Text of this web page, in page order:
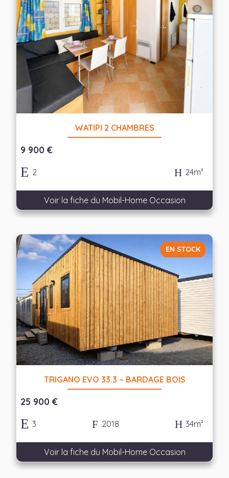
WATIPI 2 CHAMBRES
9 900 €
2 24m²
Voir la fiche du Mobil-Home Occasion
EN STOCK
TRIGANO EVO 33.3 – BARDAGE BOIS
25 900 €
3 2018 34m²
Voir la fiche du Mobil-Home Occasion